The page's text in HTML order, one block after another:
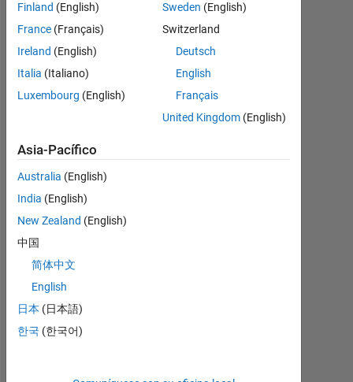
endorse
this
person
a
skill
No
Endorsements
Finland (English)
France (Français)
Ireland (English)
Italia (Italiano)
Luxembourg (English)
Sweden (English)
Switzerland
Deutsch
English
Français
United Kingdom(English)
Asia-Pacífico
Australia (English)
India (English)
New Zealand (English)
中国
简体中文
English
日本 (日本語)
한국 (한국어)